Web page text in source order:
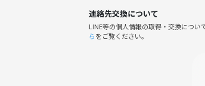
朝から体を動かしたり、気の合う
至らぬ点もあるかもしれませんが
サークルやイベントの輪を乱す行
連絡先交換について
LINE等の個人情報の取得・交換につ
らをご覧ください。